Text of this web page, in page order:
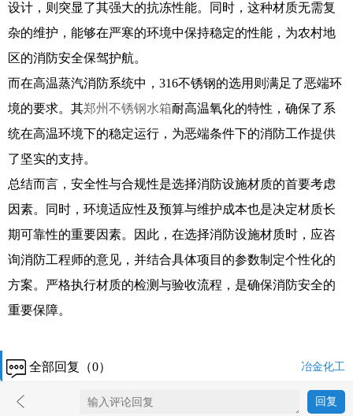
设计，则突显了其强大的抗冻性能。同时，这种材质无需复
杂的维护，能够在严寒的环境中保持稳定的性能，为农村地
区的消防安全保驾护航。
而在高温蒸汽消防系统中，316不锈钢的选用则满足了恶端环
境的要求。其郑州不锈钢水箱耐高温氧化的特性，确保了系
统在高温环境下的稳定运行，为恶端条件下的消防工作提供
了坚实的支持。
总结而言，安全性与合规性是选择消防设施材质的首要考虑
因素。同时，环境适应性及预算与维护成本也是决定材质长
期可靠性的重要因素。因此，在选择消防设施材质时，应咨
询消防工程师的意见，并结合具体项目的参数制定个性化的
方案。严格执行材质的检测与验收流程，是确保消防安全的
重要保障。
全部回复（0） 冶金化工